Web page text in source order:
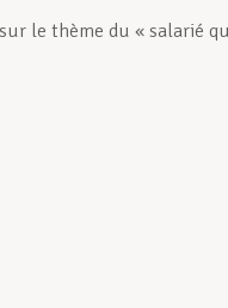
sur le thème du « salarié